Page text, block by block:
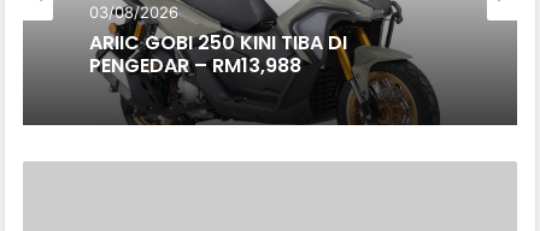
03/08/2026
ARIIC GOBI 250 KINI TIBA DI
PENGEDAR – RM13,988